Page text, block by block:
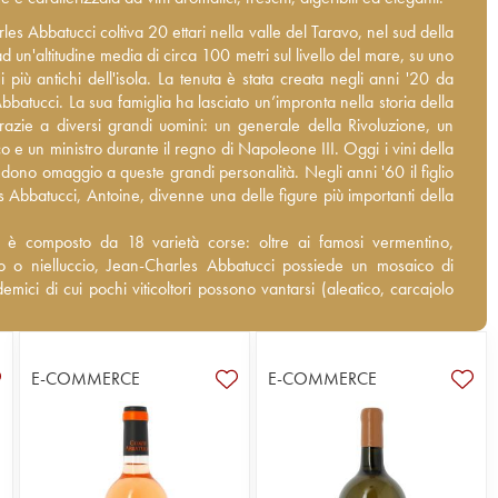
Abbatucci coltiva 20 ettari nella valle del Taravo, nel sud della
un'altitudine media di circa 100 metri sul livello del mare, su uno
più antichi dell'isola. La tenuta è stata creata negli anni '20 da
La sua famiglia ha lasciato un’impronta nella storia della
a diversi grandi uomini: un generale della Rivoluzione, un
e un ministro durante il regno di Napoleone III. Oggi i vini della
omaggio a queste grandi personalità. Negli anni '60 il figlio
Abbatucci, Antoine, divenne una delle figure più importanti della
composto da 18 varietà corse: oltre ai famosi vermentino,
o nielluccio, Jean-Charles Abbatucci possiede un mosaico di
di cui pochi viticoltori possono vantarsi (aleatico, carcajolo
modo biodinamico, l'inerbimento è permanente, in inverno c'è
è poco invasiva.
tenuta sono rinomati per la loro finezza, eleganza e
e si classificano tra i migliori della Corsica.
Abbatucci coltiva 20 ettari nella valle del Taravo, nel sud della
un'altitudine media di circa 100 metri sul livello del mare, su uno
più antichi dell'isola. La tenuta è stata creata negli anni '20 da
La sua famiglia ha lasciato un’impronta nella storia della
a diversi grandi uomini: un generale della Rivoluzione, un
e un ministro durante il regno di Napoleone III. Oggi i vini della
omaggio a queste grandi personalità. Negli anni '60 il figlio
Abbatucci, Antoine, divenne una delle figure più importanti della
è composto da 18 varietà corse: oltre ai famosi vermentino,
o nielluccio, Jean-Charles Abbatucci possiede un mosaico di
di cui pochi viticoltori possono vantarsi (aleatico, carcajolo
in modo biodinamico, l'inerbimento è permanente, in inverno c'è
è poco invasiva.
tenuta sono rinomati per la loro finezza, eleganza e
e si classificano tra i migliori della Corsica.
E-COMMERCE E-COMMERCE